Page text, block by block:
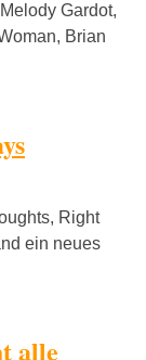
Gardot,
Brian
Right
ein neues
alle